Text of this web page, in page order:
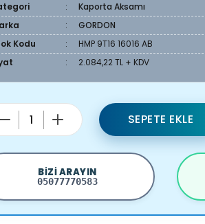
Kaporta Aksamı
GORDON
Kodu
HMP 9T16 16016 AB
2.084,22 TL + KDV
SEPETE EKLE
BIZI ARAYIN
05077770583